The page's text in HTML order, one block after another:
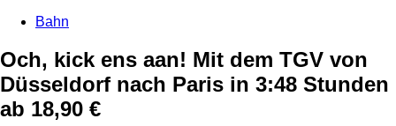
Bahn
Och, kick ens aan! Mit dem TGV von
Düsseldorf nach Paris in 3:48 Stunden
ab 18,90 €